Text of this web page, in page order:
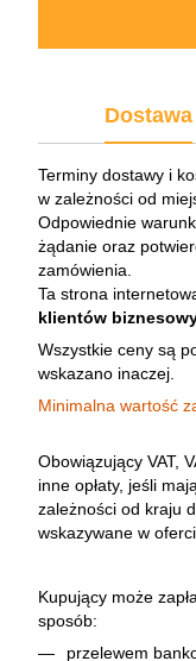
Dostawa
Terminy dostawy i
w zależności od
Odpowiednie
żądanie oraz
zamówienia.
Ta strona
klientów
Wszystkie ceny są
wskazano inaczej.
Minimalna wartość
Obowiązujący VAT,
inne opłaty, jeśli
zależności od kraju
wskazywane w
Kupujący może
sposób:
przelewem